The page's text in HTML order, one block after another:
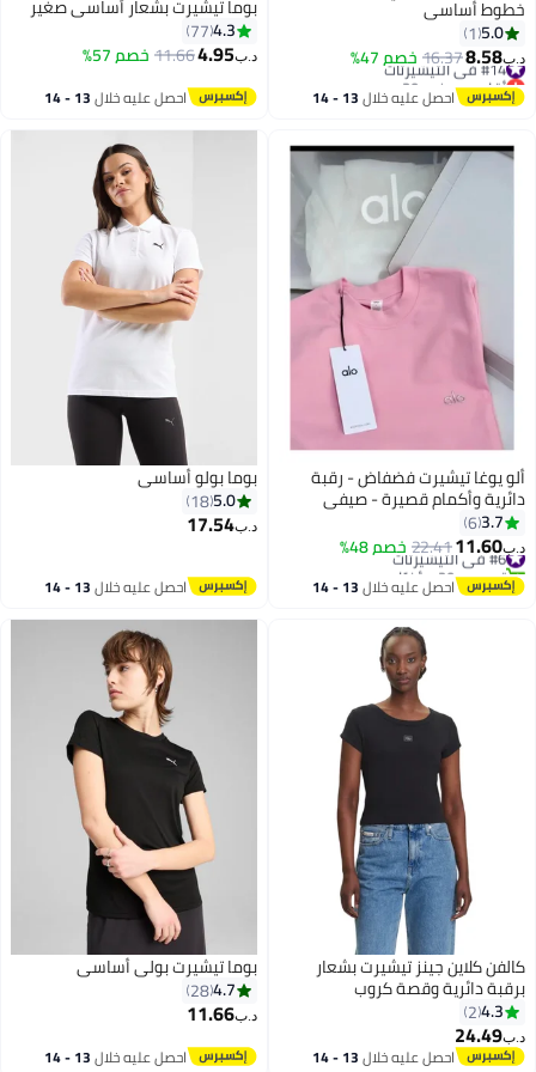
خطوط أساسي
5.0
1
د.ب‏8.58
16.37خصم 47% #14 في التيشيرتات
أقل سعر في 30 يوم
#14 في التيشيرتات احصل عليه خلال 13 - 14
بوما تيشيرت بشعار أساسي صغير
4.3
77
د.ب‏4.95
11.66خصم 57%
احصل عليه خلال 13 - 14
ألو يوغا تيشيرت فضفاض - رقبة
دائرية وأكمام قصيرة - صيفي
بأكمام قصيرة
3.7
6
د.ب‏11.60
22.41خصم 48% #6 في التيشيرتات
تم بيع +20 مؤخرًا
#6 في التيشيرتات احصل عليه خلال 13 - 14
بوما بولو أساسي
5.0
18
د.ب‏17.54
احصل عليه خلال 13 - 14
كالفن كلاين جينز تيشيرت بشعار
برقبة دائرية وقصة كروب
4.3
2
د.ب‏24.49
احصل عليه خلال 13 - 14
2
بوما تيشيرت بولي أساسي
4.7
28
د.ب‏11.66
احصل عليه خلال 13 - 14